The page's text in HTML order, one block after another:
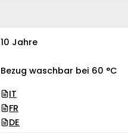
10 Jahre
Bezug waschbar bei 60 °C
IT
FR
DE